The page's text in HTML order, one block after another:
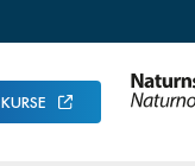
KURSE